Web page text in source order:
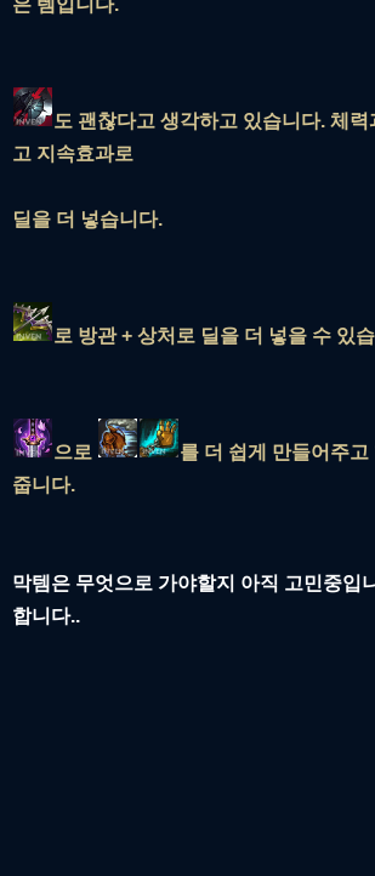
은 템입니다.
도 괜찮다고 생각하고 있습니다. 체
고 지속효과로
딜을 더 넣습니다.
로 방관 + 상처로 딜을 더 넣을 수 있
으로
를 더 쉽게 만들어주고
줍니다.
막템은 무엇으로 가야할지 아직 고민중입
합니다..